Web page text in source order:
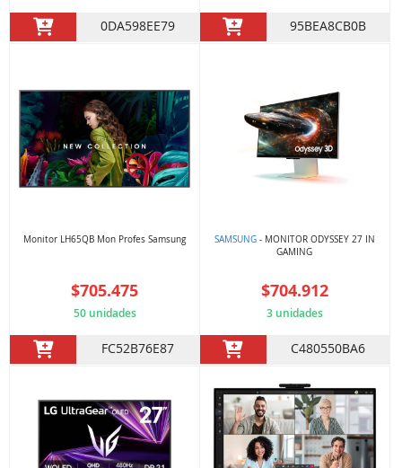
0DA598EE79 95BEA8CB0B
Monitor LH65QB Mon Profes Samsung
$705.475
50 unidades
FC52B76E87
SAMSUNG- MONITOR ODYSSEY 27 IN
GAMING
$704.912
3 unidades
C480550BA6